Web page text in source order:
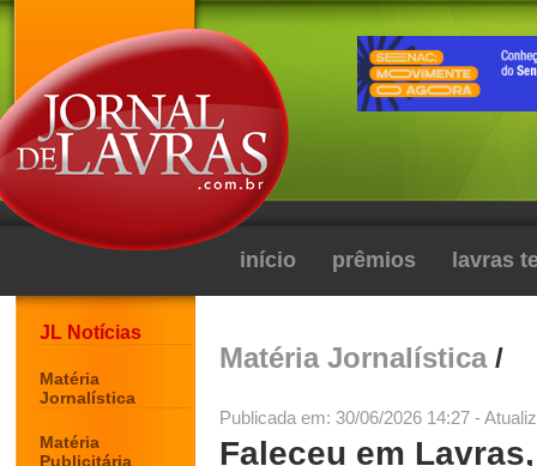
início prêmios lavras
JL Notícias
Matéria
Jornalística
Matéria
Publicitária
Matéria Jornalística/
Publicada em: 30/06/2026 14:27 -
Faleceu em